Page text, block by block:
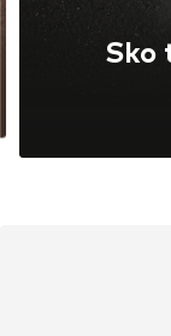
Sko